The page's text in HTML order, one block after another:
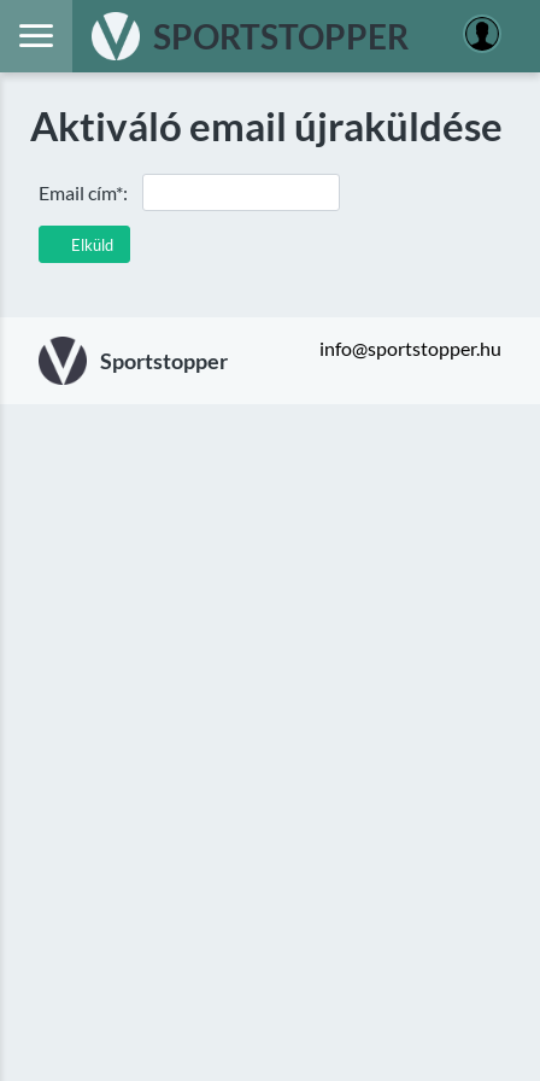
SPORTSTOPPER
Aktiváló email újraküldése
Elküld
Email cím*:
Sportstopper info@sportstopper.hu